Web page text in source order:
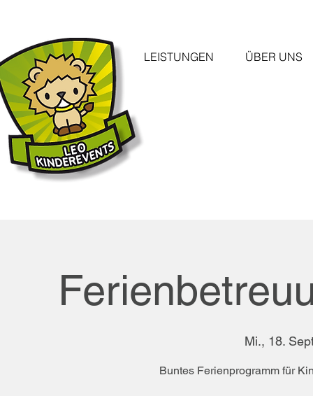
Mi., 18.
Buntes Ferienprogramm für
LEISTUNGEN ÜBER UNS